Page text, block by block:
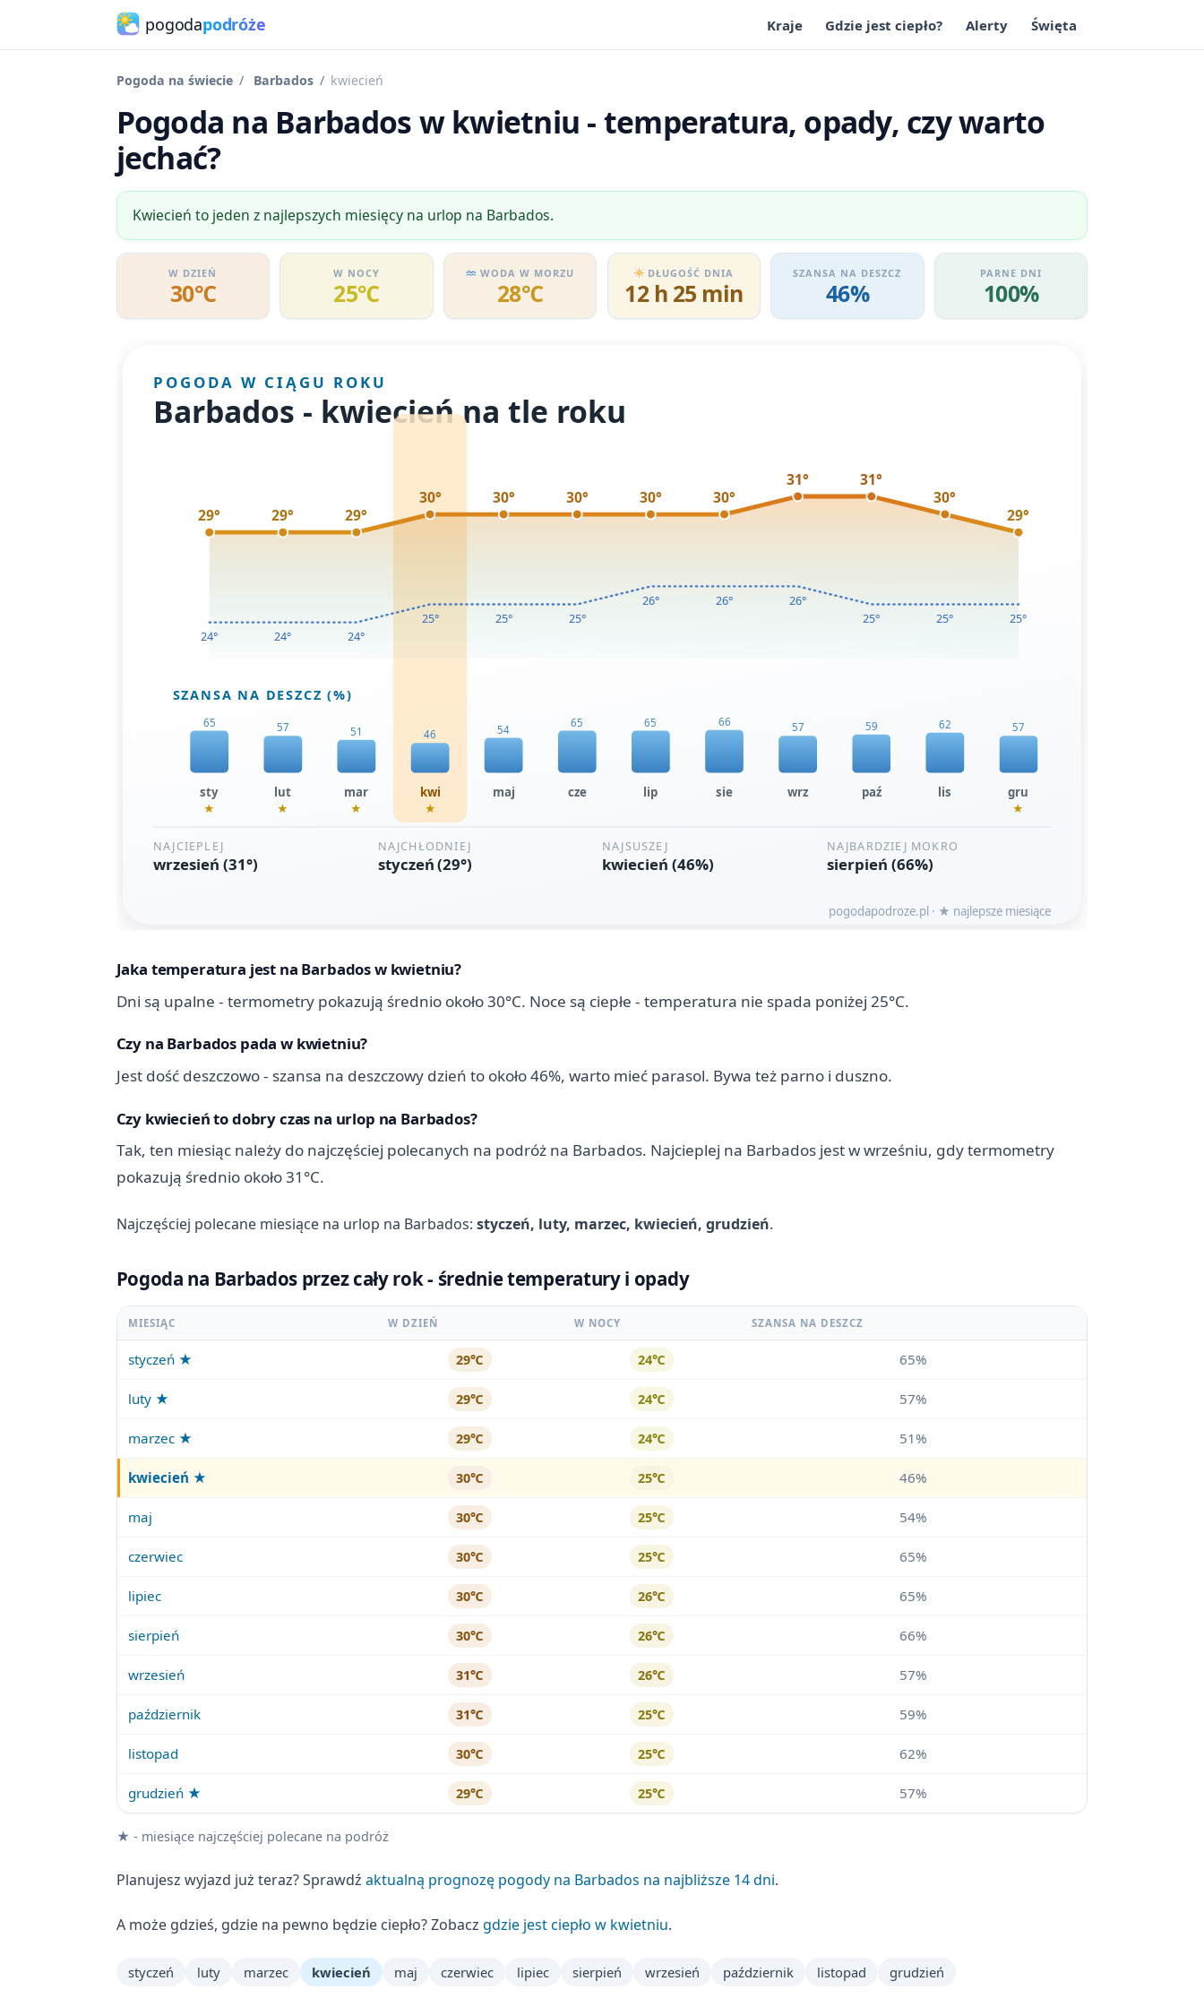
pogodapodróże Kraje Gdzie jest ciepło? Alerty Święta
Pogoda na świecie Barbados kwiecień
Pogoda na Barbados w kwietniu - temperatura, opady, czy warto
jechać?
Kwiecień to jeden z najlepszych miesięcy na urlop na Barbados.
W DZIEŃ
30℃
W NOCY
25℃
WODA W MORZU
28℃
DŁUGOŚĆ DNIA
12 h 25 min
SZANSA NA DESZCZ
46%
PARNE DNI
100%
Jaka temperatura jest na Barbados w kwietniu?
Dni są upalne - termometry pokazują średnio około 30°C. Noce są ciepłe - temperatura nie spada poniżej 25°C.
Czy na Barbados pada w kwietniu?
Jest dość deszczowo - szansa na deszczowy dzień to około 46%, warto mieć parasol. Bywa też parno i duszno.
Czy kwiecień to dobry czas na urlop na Barbados?
Tak, ten miesiąc należy do najczęściej polecanych na podróż na Barbados. Najcieplej na Barbados jest w wrześniu, gdy termometry
pokazują średnio około 31°C.
Najczęściej polecane miesiące na urlop na Barbados: styczeń, luty, marzec, kwiecień, grudzień.
Pogoda na Barbados przez cały rok - średnie temperatury i opady
MIESIĄC W DZIEŃ W NOCY SZANSA NA DESZCZ
styczeń ★ 29℃ 24℃ 65%
luty ★ 29℃ 24℃ 57%
marzec ★ 29℃ 24℃ 51%
kwiecień ★ 30℃ 25℃ 46%
maj 30℃ 25℃ 54%
czerwiec 30℃ 25℃ 65%
lipiec 30℃ 26℃ 65%
sierpień 30℃ 26℃ 66%
wrzesień 31℃ 26℃ 57%
październik 31℃ 25℃ 59%
listopad 30℃ 25℃ 62%
grudzień ★ 29℃ 25℃ 57%
★ - miesiące najczęściej polecane na podróż
Planujesz wyjazd już teraz? Sprawdź aktualną prognozę pogody na Barbados na najbliższe 14 dni.
A może gdzieś, gdzie na pewno będzie ciepło? Zobacz gdzie jest ciepło w kwietniu.
styczeń luty marzec kwiecień maj czerwiec lipiec sierpień wrzesień październik listopad grudzień